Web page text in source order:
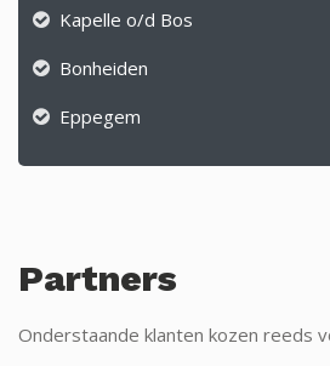
Kapelle o/d Bos
Bonheiden
Eppegem
Partners
Onderstaande klanten kozen reeds